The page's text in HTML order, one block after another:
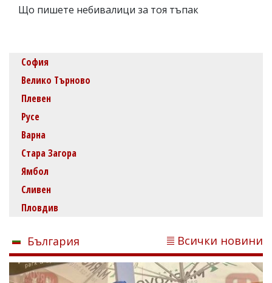
Що пишете небивалици за тоя тъпак
София
Велико Търново
Плевен
Русе
Варна
Стара Загора
Ямбол
Сливен
Пловдив
България Всички новини